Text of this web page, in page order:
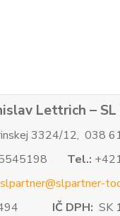
Lettrich –
3324/12, 038
Tel.:
slpartner@slpartner-
494 IČ DPH: SK